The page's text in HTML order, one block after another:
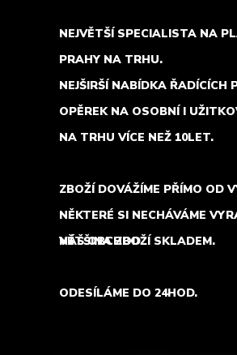
NEJVĚTŠÍ SPECIALISTA NA
PRAHY NA TRHU.
NEJŠIRŠÍ NABÍDKA ŘADÍCÍCH
OPĚREK NA OSOBNÍ I
NA TRHU VÍCE NEŽ 10LET.
ZBOŽÍ DOVÁŽÍME PŘÍMO OD
NĚKTERÉ SI NECHÁVÁME
NÁŠ OBCHOD.
VĚTŠINA ZBOŽÍ SKLADEM.
ODESÍLÁME DO 24HOD.